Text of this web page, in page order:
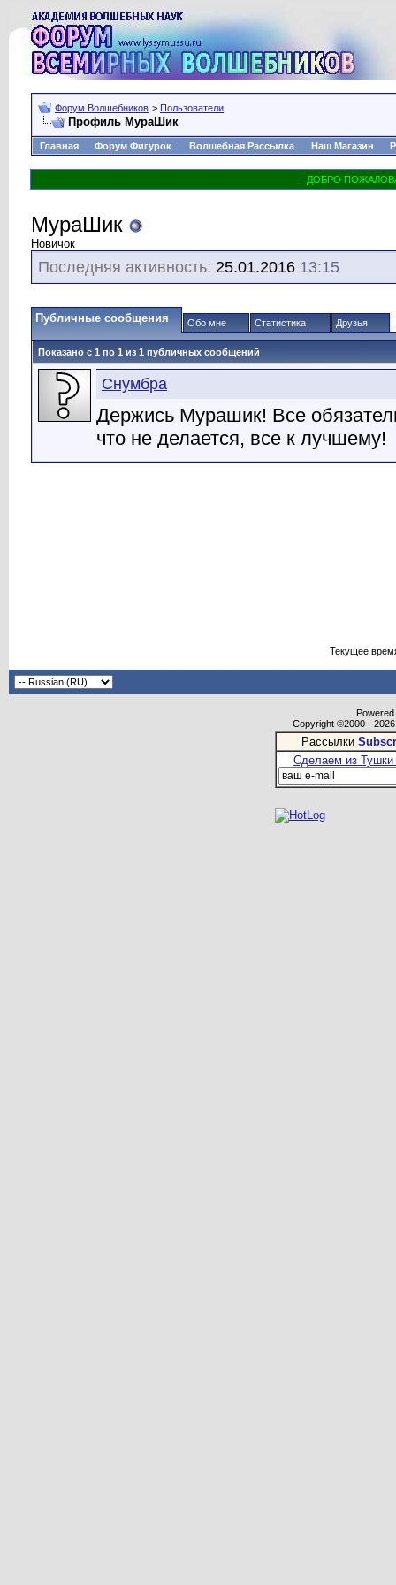
Форум Волшебников > Пользователи
Профиль МураШик
Главная Форум Фигурок Волшебная Рассылка Наш Магазин
МураШик
Новичок
Последняя активность: 25.01.2016 13:15
Публичные сообщения Обо мне Статистика Друзья
Показано с 1 по 1 из 1 публичных сообщений
Снумбра
Держись Мурашик! Все
что не делается, все к лучшему!
Текущее
Copyright ©2000 -
Рассылки
Сделаем из Тушки